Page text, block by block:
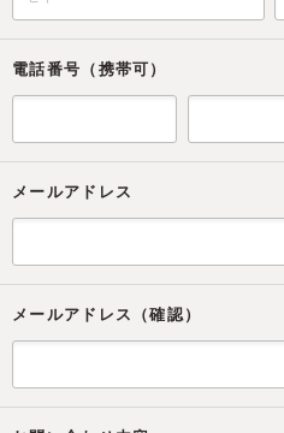
電話番号（携帯可）
メールアドレス
メールアドレス（確認）